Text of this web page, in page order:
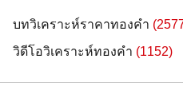
บทวิเคราะห์ราคาทองคำ
วิดีโอวิเคราะห์ทองคำ (1152)